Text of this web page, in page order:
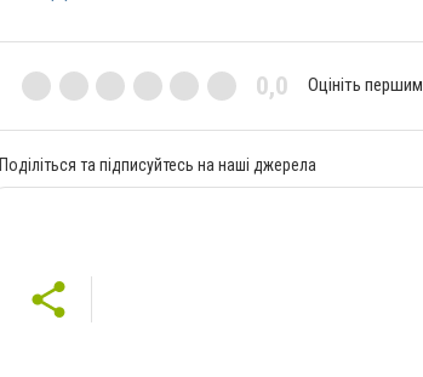
0,0 Оцініть першим
Поділіться та підписуйтесь на наші джерела